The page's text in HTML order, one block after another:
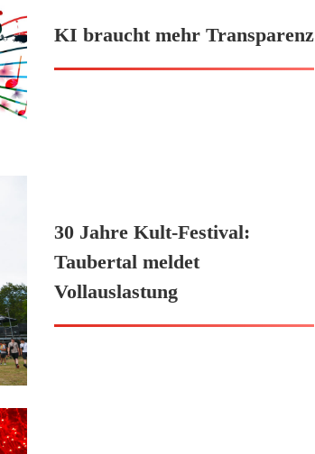
KI braucht mehr Transparenz
30 Jahre Kult-Festival:
Taubertal meldet
Vollauslastung